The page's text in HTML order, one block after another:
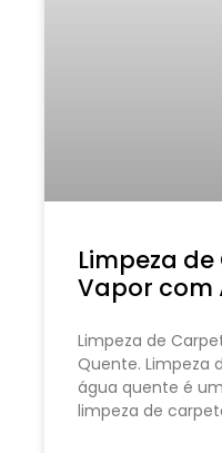
Limpeza
Vapor com
Limpeza de
Quente. Limpeza
água quente é
limpeza de